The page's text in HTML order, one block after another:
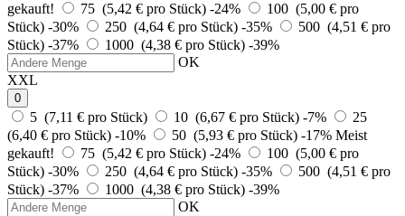
gekauft!
75 (5,42 € pro Stück) -24%
100 (5,00 € pro
Stück) -30% 250 (4,64 € pro Stück) -35%
500 (4,51 € pro
Stück) -37% 1000 (4,38 € pro Stück) -39%
OK
XXL
0
5 (7,11 € pro Stück) 10 (6,67 € pro Stück) -7%
25
(6,40 € pro Stück) -10% 50 (5,93 € pro Stück) -17% Meist
gekauft!
75 (5,42 € pro Stück) -24%
100 (5,00 € pro
Stück) -30% 250 (4,64 € pro Stück) -35%
500 (4,51 € pro
Stück) -37% 1000 (4,38 € pro Stück) -39%
OK